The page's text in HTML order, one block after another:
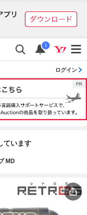
i
ログイン
ています
MD